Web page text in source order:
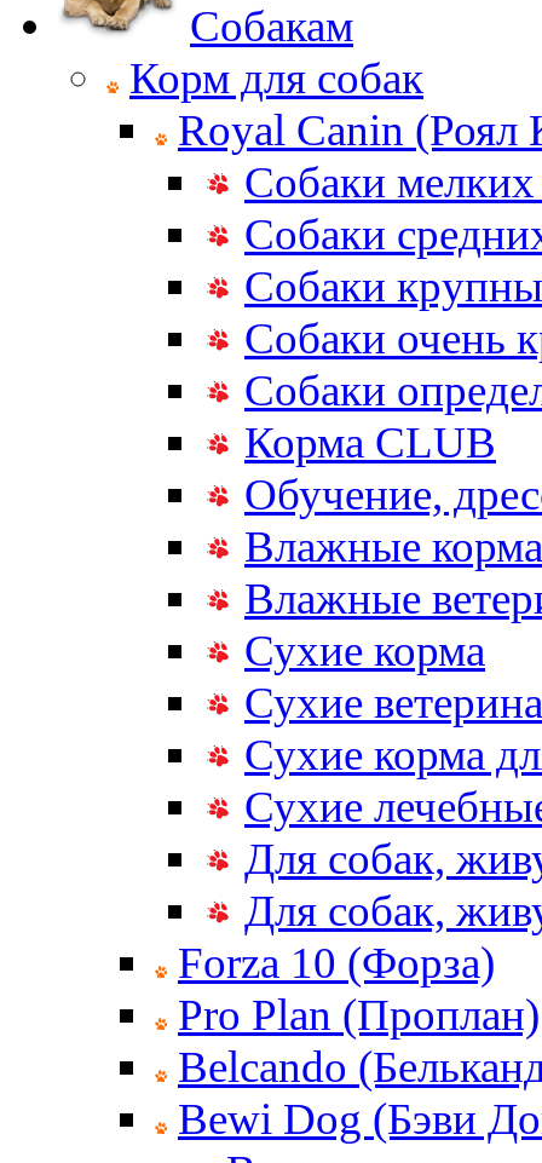
Собакам
Корм для собак
Royal Canin (Роял
Собаки мелких
Собаки
Собаки
Собаки очень
Собаки
Корма CLUB
Обучение,
Влажные корма
Влажные
Сухие корма
Сухие
Сухие корма
Сухие
Для собак,
Для собак,
Forza 10 (Форза)
Pro Plan (Проплан)
Belcando
Bewi Dog (Бэви